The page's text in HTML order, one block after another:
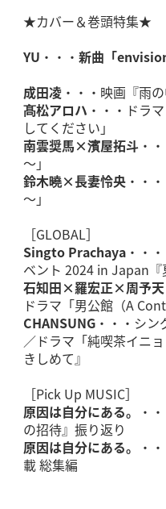
★カバー＆巻頭特集★
YU ・・・ 新曲「envision
成田凌 ・・・映画『雨
髙松アロハ ・・・ドラ
してください」
南雲奨馬×濱屋拓斗 ・
～」
鈴木曉×長妻怜央 ・・
～」
［GLOBAL］
Singto Prachaya ・・
ベント 2024 in Japan
石知田×羅宏正×周予
ドラマ「男公館（A
CHANSUNG ・・・シン
／ドラマ「純喫茶イニ
きしめて』
［Pick Up MUSIC］
原因は自分にある。
・
の招待』振り返り
原因は自分にある。
・
載 総集編